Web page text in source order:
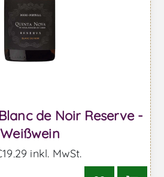
de Noir Reserve -
Weißwein
inkl. MwSt.